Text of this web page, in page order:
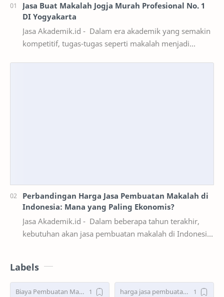
Jasa Buat Makalah Jogja Murah Profesional No. 1
DI Yogyakarta
Jasa Akademik.id - Dalam era akademik yang semakin
kompetitif, tugas-tugas seperti makalah menjadi
Perbandingan Harga Jasa Pembuatan Makalah di
Indonesia: Mana yang Paling Ekonomis?
Jasa Akademik.id - Dalam beberapa tahun terakhir,
kebutuhan akan jasa pembuatan makalah di Indonesia
Labels
Biaya Pembuatan Makalah harga jasa pembuatan makalah